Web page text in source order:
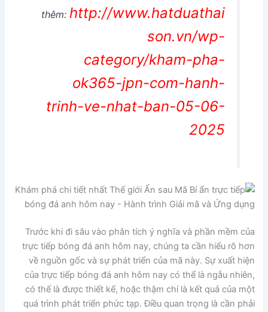
thêm: http://www.hatduathai
son.vn/wp-
category/kham-pha-
ok365-jpn-com-hanh-
trinh-ve-nhat-ban-05-06-
2025
Trước khi đi sâu vào phân tích ý nghĩa và phần mềm của
trực tiếp bóng đá anh hôm nay, chúng ta cần hiểu rõ hơn
về nguồn gốc và sự phát triển của mã này. Sự xuất hiện
của trực tiếp bóng đá anh hôm nay có thể là ngẫu nhiên,
có thể là được thiết kế, hoặc thậm chí là kết quả của một
quá trình phát triển phức tạp. Điều quan trọng là cần phải